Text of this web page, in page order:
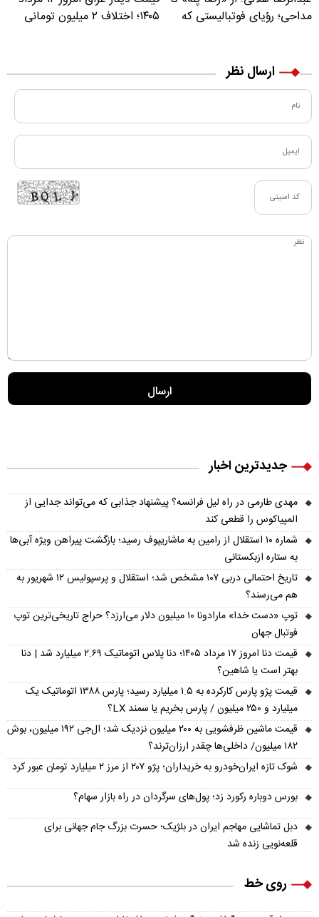
مداحی؛ رؤیای فوتبالیستی که
۱۴۰۵؛ اختلاف ۲ میلیون تومانی
ارسال نظر
جدیدترین اخبار
مهدی طارمی در راه لیل فرانسه؟ پیشنهاد جذابی که می‌تواند جدایی از
المپیاکوس را قطعی کند
شماره ۱۰ استقلال از رامین به ماشاریپوف رسید؛ بازگشت پیراهن ویژه آبی‌ها
به ستاره ازبکستانی
تاریخ احتمالی دربی ۱۰۷ مشخص شد؛ استقلال و پرسپولیس ۱۲ شهریور به
هم می‌رسند؟
توپ «دست خدا» مارادونا ۱۰ میلیون دلار می‌ارزد؟ حراج تاریخی‌ترین توپ
فوتبال جهان
قیمت دنا امروز ۱۷ مرداد ۱۴۰۵؛ دنا پلاس اتوماتیک ۲.۶۹ میلیارد شد | دنا
بهتر است یا شاهین؟
قیمت پژو پارس کارکرده به ۱.۵ میلیارد رسید؛ پارس ۱۳۸۸ اتوماتیک یک
میلیارد و ۲۵۰ میلیون / پارس بخریم یا سمند LX؟
قیمت ماشین ظرفشویی به ۲۰۰ میلیون نزدیک شد؛ ال‌جی ۱۹۲ میلیون، بوش
۱۸۲ میلیون/ داخلی‌ها چقدر ارزان‌ترند؟
شوک تازه ایران‌خودرو به خریداران؛ پژو ۲۰۷ از مرز ۲ میلیارد تومان عبور کرد
بورس دوباره رکورد زد؛ پول‌های سرگردان در راه بازار سهام؟
دبل تماشایی مهاجم ایران در بلژیک؛ حسرت بزرگ جام جهانی برای
قلعه‌نویی زنده شد
روی خط